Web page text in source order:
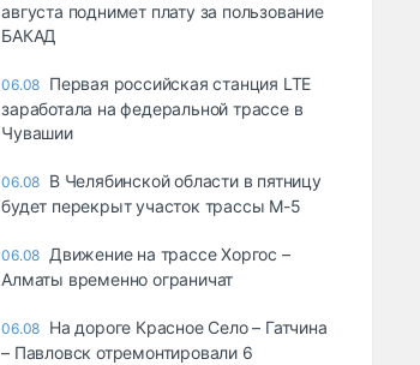
августа поднимет плату за пользование
БАКАД
06.08 Первая российская станция LTE
заработала на федеральной трассе в
Чувашии
06.08 В Челябинской области в пятницу
будет перекрыт участок трассы М-5
06.08 Движение на трассе Хоргос –
Алматы временно ограничат
06.08 На дороге Красное Село – Гатчина
– Павловск отремонтировали 6